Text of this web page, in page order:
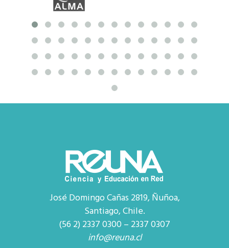
José Domingo Cañas 2819, Ñuñoa,
Santiago, Chile.
(56 2) 2337 0300 – 2337 0307
info@reuna.cl